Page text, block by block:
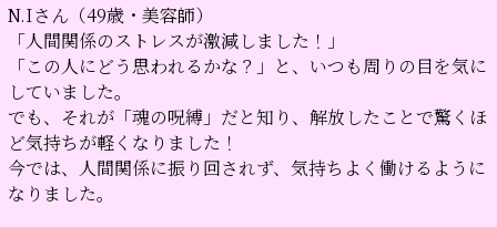
N.Iさん（49歳・美容師）
「人間関係のストレスが激減しました！」
「この人にどう思われるかな？」と、いつも周りの目を気に
していました。
でも、それが「魂の呪縛」だと知り、解放したことで驚くほ
ど気持ちが軽くなりました！
今では、人間関係に振り回されず、気持ちよく働けるように
なりました。